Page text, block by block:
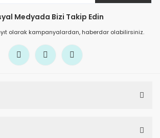
Medyada Bizi Takip Edin
olarak kampanyalardan, haberdar olabilirsiniz.